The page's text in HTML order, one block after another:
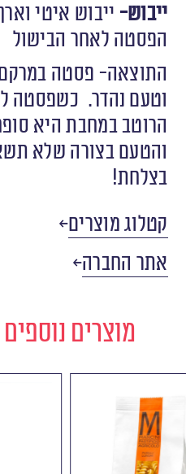
ייבוש- ייבוש איטי
הפסטה לאחר הבישול
התוצאה- פסטה
וטעם נהדר. כשפסטה
הרוטב במחבת היא
והטעם בצורה שלא
בצלחת!
קטלוג מוצרים
אתר החברה
מוצרים